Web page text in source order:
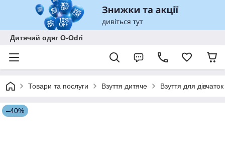
Дитячий одяг O-Odri
Товари та послуги Взуття дитяче Взуття для дівчаток
–40%